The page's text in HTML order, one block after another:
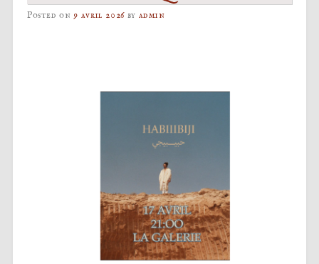
Posted on9 avril 2026 by admin